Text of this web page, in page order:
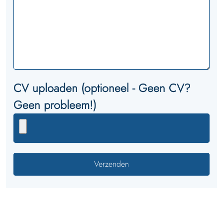
CV uploaden (optioneel - Geen CV?
Geen probleem!)